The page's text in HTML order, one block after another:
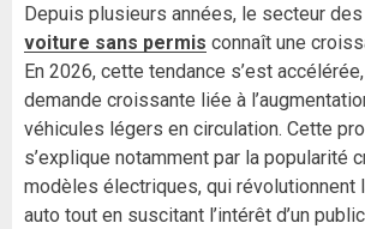
Depuis plusieurs années, le secteur des
voiture sans permis connaît une
En 2026, cette tendance s’est
demande croissante liée à
véhicules légers en circulation. Cette
s’explique notamment par la popularité
modèles électriques, qui révolutionnent
auto tout en suscitant l’intérêt d’un